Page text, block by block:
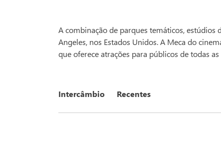
A combinação de parques temáticos, estúdios
Angeles, nos Estados Unidos. A Meca do
que oferece atrações para públicos de todas
Intercâmbio Recentes